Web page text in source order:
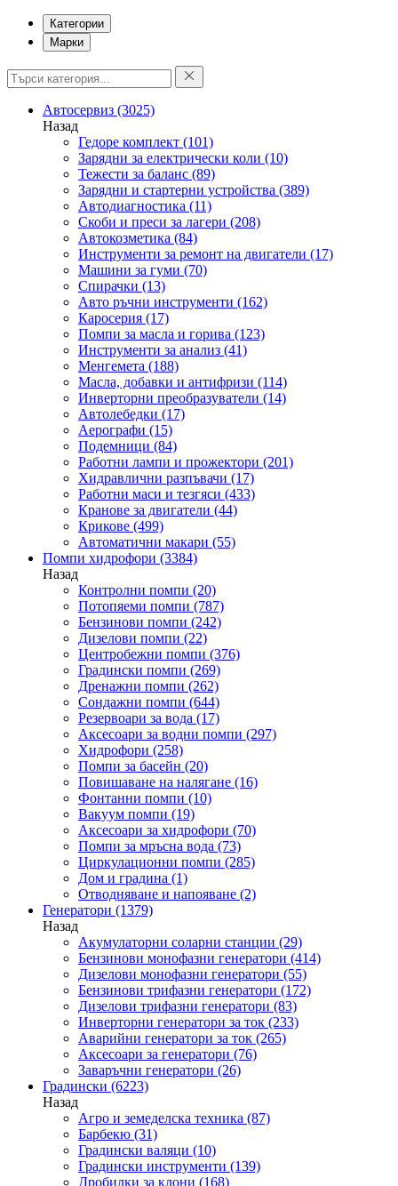
Категории
Марки
Автосервиз (3025)
Назад
Гедоре комплект (101)
Зарядни за електрически коли (10)
Тежести за баланс (89)
Зарядни и стартерни устройства (389)
Автодиагностика (11)
Скоби и преси за лагери (208)
Автокозметика (84)
Инструменти за ремонт на двигатели (17)
Машини за гуми (70)
Спирачки (13)
Авто ръчни инструменти (162)
Каросерия (17)
Помпи за масла и горива (123)
Инструменти за анализ (41)
Менгемета (188)
Масла, добавки и антифризи (114)
Инверторни преобразуватели (14)
Автолебедки (17)
Аерографи (15)
Подемници (84)
Работни лампи и прожектори (201)
Хидравлични разпъвачи (17)
Работни маси и тезгяси (433)
Кранове за двигатели (44)
Крикове (499)
Автоматични макари (55)
Помпи хидрофори (3384)
Назад
Контролни помпи (20)
Потопяеми помпи (787)
Бензинови помпи (242)
Дизелови помпи (22)
Центробежни помпи (376)
Градински помпи (269)
Дренажни помпи (262)
Сондажни помпи (644)
Резервоари за вода (17)
Аксесоари за водни помпи (297)
Хидрофори (258)
Помпи за басейн (20)
Повишаване на налягане (16)
Фонтанни помпи (10)
Вакуум помпи (19)
Аксесоари за хидрофори (70)
Помпи за мръсна вода (73)
Циркулационни помпи (285)
Дом и градина (1)
Отводняване и напояване (2)
Генератори (1379)
Назад
Акумулаторни соларни станции (29)
Бензинови монофазни генератори (414)
Дизелови монофазни генератори (55)
Бензинови трифазни генератори (172)
Дизелови трифазни генератори (83)
Инверторни генератори за ток (233)
Аварийни генератори за ток (265)
Аксесоари за генератори (76)
Заваръчни генератори (26)
Градински (6223)
Назад
Агро и земеделска техника (87)
Барбекю (31)
Градински валяци (10)
Градински инструменти (139)
Дробилки за клони (168)